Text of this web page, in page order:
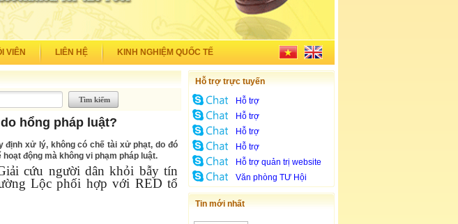
VIÊN LIÊN HỆ KINH NGHIỆM QUỐC TẾ
hổng pháp luật?
định xử lý, không có chế tài xử phạt, do đó
động mà không vi phạm pháp luật.
cứu người dân khỏi bẫy tín
Lộc phối hợp với RED tổ
Hỗ trợ trực tuyến
Hỗ trợ
Hỗ trợ
Hỗ trợ
Hỗ trợ
Hỗ trợ quản trị website
Văn phòng TƯ Hội
Tin mới nhất